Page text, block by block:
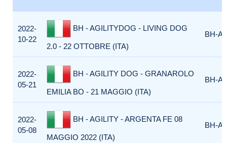
2022-
10-22
BH - AGILITYDOG - LIVING DOG
2.0 - 22 OTTOBRE (ITA)
BH-
2022-
05-21
BH - AGILITY DOG - GRANAROLO
EMILIA BO - 21 MAGGIO (ITA)
BH-
2022-
05-08
BH - AGILITY - ARGENTA FE 08
MAGGIO 2022 (ITA)
BH-